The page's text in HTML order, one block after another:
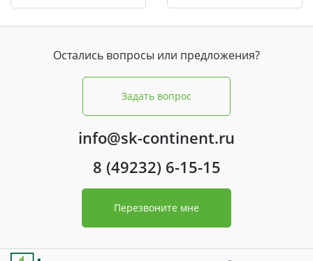
Остались вопросы или предложения?
Задать вопрос
info@sk-continent.ru
8 (49232) 6-15-15
Перезвоните мне